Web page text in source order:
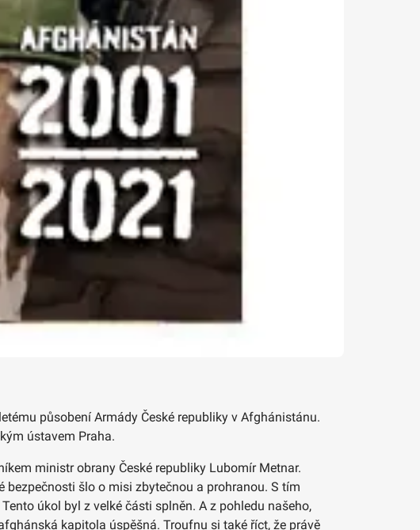
působení Armády České republiky v Afghánistánu.
ústavem Praha.
ministr obrany České republiky Lubomír Metnar.
bezpečnosti šlo o misi zbytečnou a prohranou. S tím
úkol byl z velké části splněn. A z pohledu našeho,
kapitola úspěšná. Troufnu si také říct, že právě